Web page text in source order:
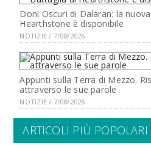
Doni Oscuri di Dalaran: la
Hearthstone è disponibile
NOTIZIE / 7/08/2026
Appunti sulla Terra di Mezzo.
attraverso le sue parole
NOTIZIE / 7/08/2026
ARTICOLI PIÙ POPOLARI